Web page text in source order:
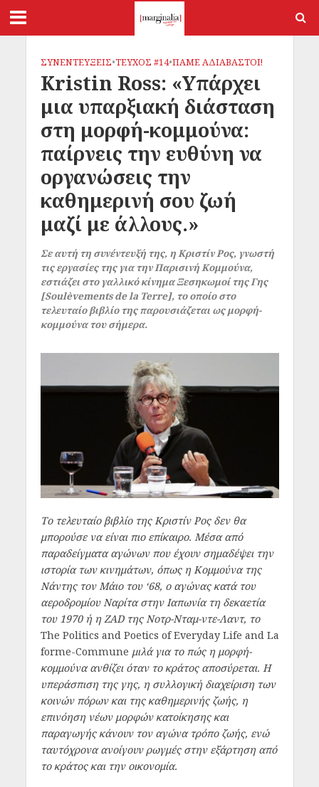
ΣΥΝΕΝΤΕΥΞΕΙΣ•ΤΕΥΧΟΣ #14•ΠΑΜΕ ΑΔΙΑΒΑΣΤΟΙ!
Kristin Ross: «Υπάρχει
μια υπαρξιακή διάσταση
στη μορφή-κομμούνα:
παίρνεις την ευθύνη να
οργανώσεις την
καθημερινή σου ζωή
μαζί με άλλους.»
Σε αυτή τη συνέντευξή της, η Κριστίν Ρος, γνωστή
τις εργασίες της για την Παρισινή Κομμούνα,
εστιάζει στο γαλλικό κίνημα Ξεσηκωμοί της Γης
[Soulèvements de la Terre], το οποίο στο
τελευταίο βιβλίο της παρουσιάζεται ως μορφή-
κομμούνα του σήμερα.
Το τελευταίο βιβλίο της Κριστίν Ρος δεν θα
μπορούσε να είναι πιο επίκαιρο. Μέσα από
παραδείγματα αγώνων που έχουν σημαδέψει την
ιστορία των κινημάτων, όπως η Κομμούνα της
Νάντης τον Μάιο του ‘68, ο αγώνας κατά του
αεροδρομίου Ναρίτα στην Ιαπωνία τη δεκαετία
του 1970 ή η ZAD της Νοτρ-Νταμ-ντε-Λαντ, το
The Politics and Poetics of Everyday Life and La
forme-Commune μιλά για το πώς η μορφή-
κομμούνα ανθίζει όταν το κράτος αποσύρεται. Η
υπεράσπιση της γης, η συλλογική διαχείριση των
κοινών πόρων και της καθημερινής ζωής, η
επινόηση νέων μορφών κατοίκησης και
παραγωγής κάνουν τον αγώνα τρόπο ζωής, ενώ
ταυτόχρονα ανοίγουν ρωγμές στην εξάρτηση από
το κράτος και την οικονομία.